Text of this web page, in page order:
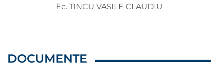
Ec. TINCU VASILE CLAUDIU
DOCUMENTE